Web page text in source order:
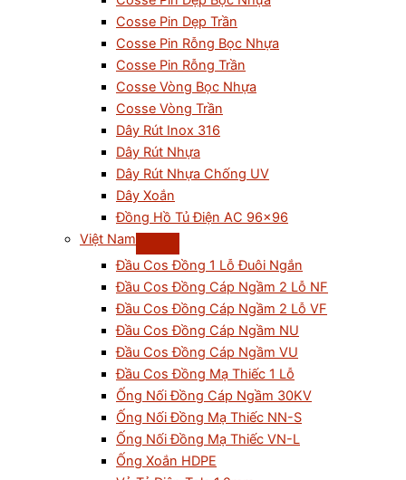
Cosse Pin Dẹp Trần
Cosse Pin Rỗng Bọc Nhựa
Cosse Pin Rỗng Trần
Cosse Vòng Bọc Nhựa
Cosse Vòng Trần
Dây Rút Inox 316
Dây Rút Nhựa
Dây Rút Nhựa Chống UV
Dây Xoắn
Đồng Hồ Tủ Điện AC 96×96
Việt Nam
Đầu Cos Đồng 1 Lỗ Đuôi Ngắn
Đầu Cos Đồng Cáp Ngầm 2 Lỗ NF
Đầu Cos Đồng Cáp Ngầm 2 Lỗ VF
Đầu Cos Đồng Cáp Ngầm NU
Đầu Cos Đồng Cáp Ngầm VU
Đầu Cos Đồng Mạ Thiếc 1 Lỗ
Ống Nối Đồng Cáp Ngầm 30KV
Ống Nối Đồng Mạ Thiếc NN-S
Ống Nối Đồng Mạ Thiếc VN-L
Ống Xoắn HDPE